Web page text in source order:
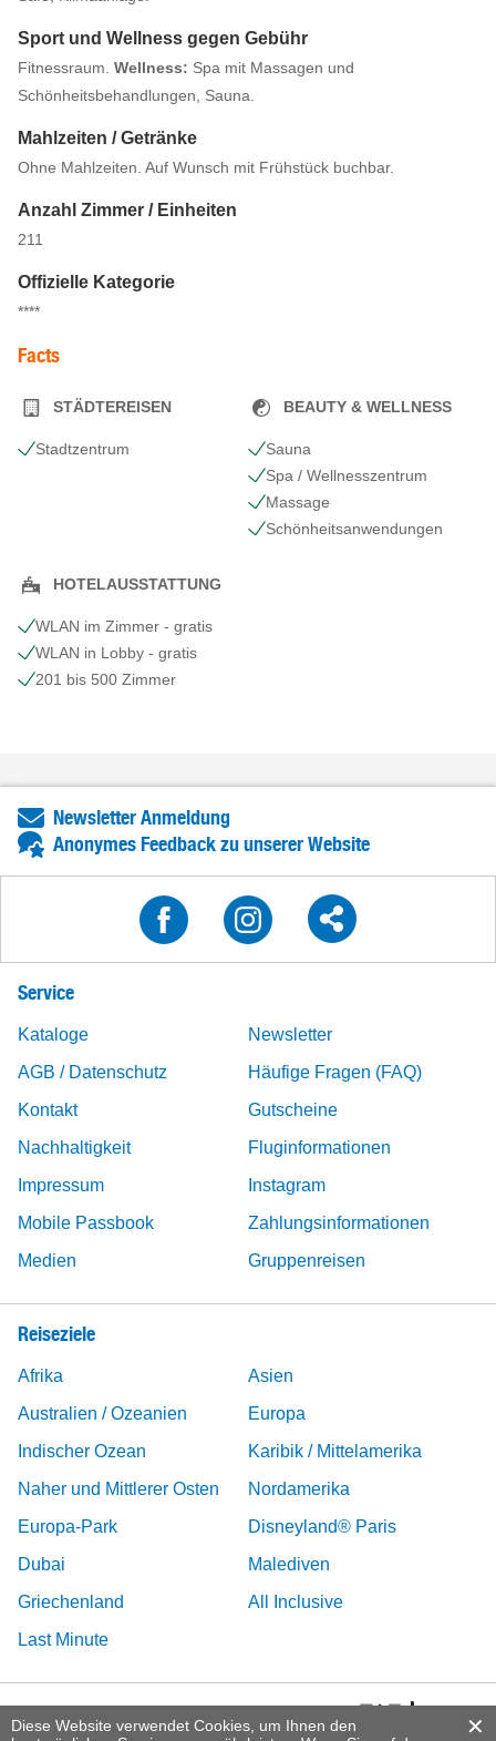
Diese Website verwendet Cookies, um Ihnen den
Sport und Wellness gegen Gebühr
Fitnessraum. Wellness: Spa mit Massagen und
Schönheitsbehandlungen, Sauna.
Mahlzeiten / Getränke
Ohne Mahlzeiten. Auf Wunsch mit Frühstück buchbar.
Anzahl Zimmer / Einheiten
211
Offizielle Kategorie
****
Facts
STÄDTEREISEN
Stadtzentrum
BEAUTY & WELLNESS
Sauna
Spa / Wellnesszentrum
Massage
Schönheits​anwendungen
HOTELAUSSTATTUNG
WLAN im Zimmer - gratis
WLAN in Lobby - gratis
201 bis 500 Zimmer
Newsletter Anmeldung
Anonymes Feedback zu unserer Website
Service
Kataloge
Newsletter
AGB / Datenschutz
Häufige Fragen (FAQ)
Kontakt
Gutscheine
Nachhaltigkeit
Fluginformationen
Impressum
Instagram
Mobile Passbook
Zahlungsinformationen
Medien
Gruppenreisen
Reiseziele
Afrika
Asien
Australien / Ozeanien
Europa
Indischer Ozean
Karibik / Mittelamerika
Naher und Mittlerer Osten
Nordamerika
Europa-Park
Disneyland® Paris
Dubai
Malediven
Griechenland
All Inclusive
Last Minute